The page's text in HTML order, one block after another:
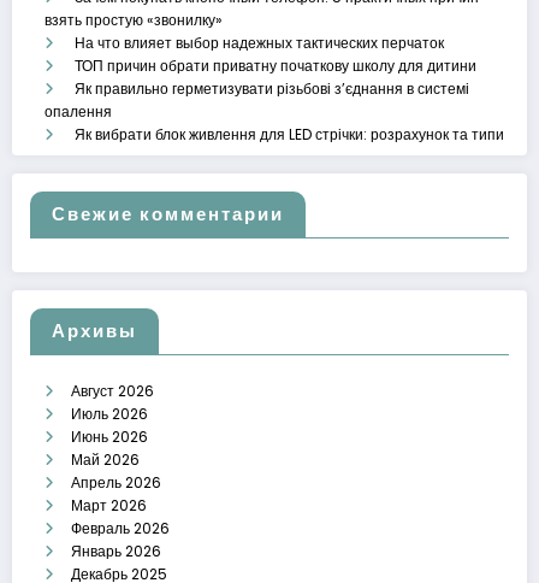
взять простую «звонилку»
На что влияет выбор надежных тактических перчаток
ТОП причин обрати приватну початкову школу для дитини
Як правильно герметизувати різьбові з’єднання в системі
опалення
Як вибрати блок живлення для LED стрічки: розрахунок та типи
Свежие комментарии
Архивы
Август 2026
Июль 2026
Июнь 2026
Май 2026
Апрель 2026
Март 2026
Февраль 2026
Январь 2026
Декабрь 2025